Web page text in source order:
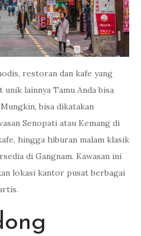
restoran dan kafe yang
lainnya Tamu Anda bisa
bisa dikatakan
Senopati atau Kemang di
hingga hiburan malam klasik
di Gangnam. Kawasan ini
lokasi kantor pusat berbagai